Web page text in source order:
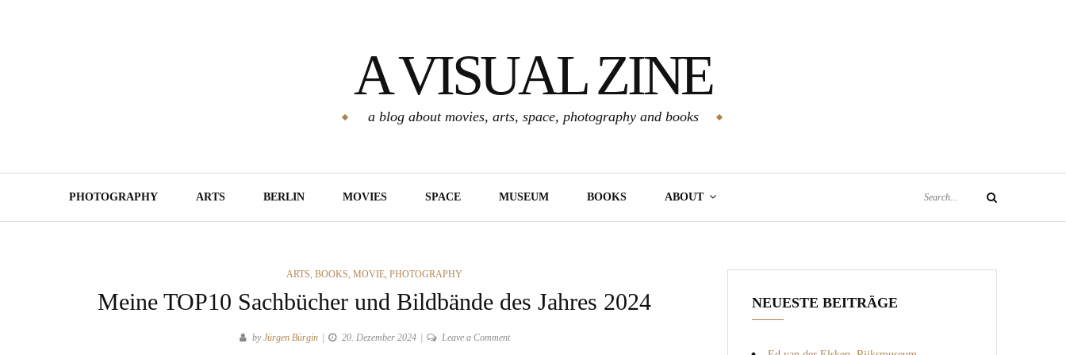
A VISUAL ZINE
a blog about movies, arts, space, photography and books
PHOTOGRAPHY ARTS BERLIN MOVIES SPACE MUSEUM BOOKS ABOUT Search
CATEGORIES
ARTS, BOOKS, MOVIE, PHOTOGRAPHY
Meine TOP10 Sachbücher und Bildbände des Jahres 2024
byJürgen Bürgin 20. Dezember 2024 Leave a Commenton
NEUESTE BEITRÄGE